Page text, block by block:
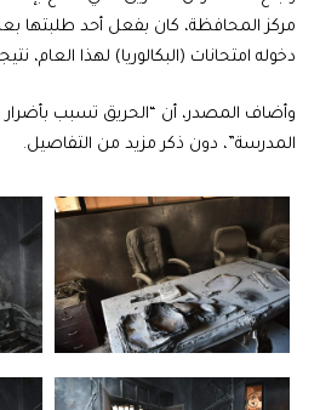
مركز المحافظة، كان بفعل أحد طلبتها
دخوله امتحانات (البكالوريا) لهذا العام،
وأضاف المصدر، أن “الحريق تسبب بأضرار
المدرسة”، دون ذكر مزيد من التفاصيل.